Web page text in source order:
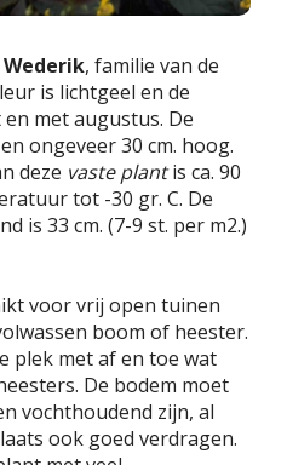
Wederik, familie van de
is lichtgeel en de
met augustus. De
ongeveer 30 cm. hoog.
deze vaste plantis ca. 90
tot -30 gr. C. De
is 33 cm. (7-9 st. per m2.)
voor vrij open tuinen
boom of heester.
plek met af en toe wat
De bodem moet
vochthoudend zijn, al
ook goed verdragen.